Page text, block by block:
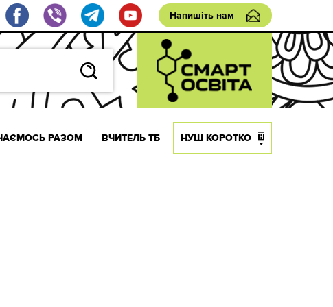
Напишіть нам
РАЗОМ ВЧИТЕЛЬ ТБ НУШ КОРОТКО